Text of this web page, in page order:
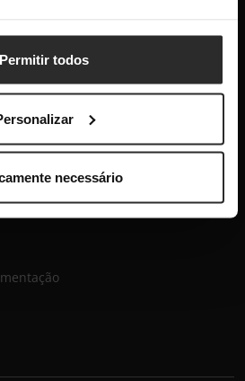
Permitir todos
necessário